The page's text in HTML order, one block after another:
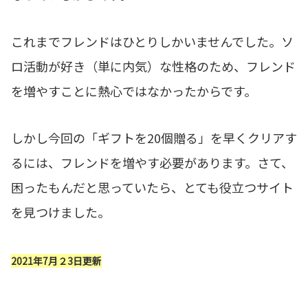
これまでフレンドはひとりしかいませんでした。ソ
ロ活動が好き（単に内気）な性格のため、フレンド
を増やすことに熱心ではなかったからです。
しかし今回の「ギフトを20個贈る」を早くクリアす
るには、フレンドを増やす必要があります。さて、
困ったもんだと思っていたら、とても役立つサイト
を見つけました。
2021年7月２3日更新